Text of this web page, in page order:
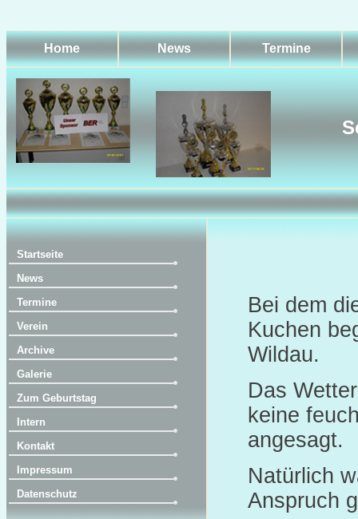
Home News Termine
Startseite
News
Termine
Verein
Archive
Galerie
Zum Geburtstag
Intern
Kontakt
Impressum
Datenschutz
Bei dem
Kuchen
Wildau.
Das
keine
angesagt.
Natürlich
Anspruch